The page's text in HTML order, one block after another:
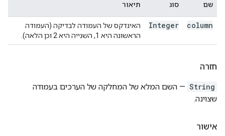
שם סוג תיאור
column
Integer
האינדקס של העמודה לבדיקה (העמודה
הראשונה היא 1, השנייה היא 2 וכן הלאה).
חזרה
String — השם המלא של המחלקה של הערכים בעמודה
שצוינה.
אישור